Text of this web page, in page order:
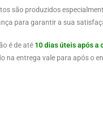
são produzidos
para garantir a sua
é de até 10 dias úteis após a
na entrega vale para após o